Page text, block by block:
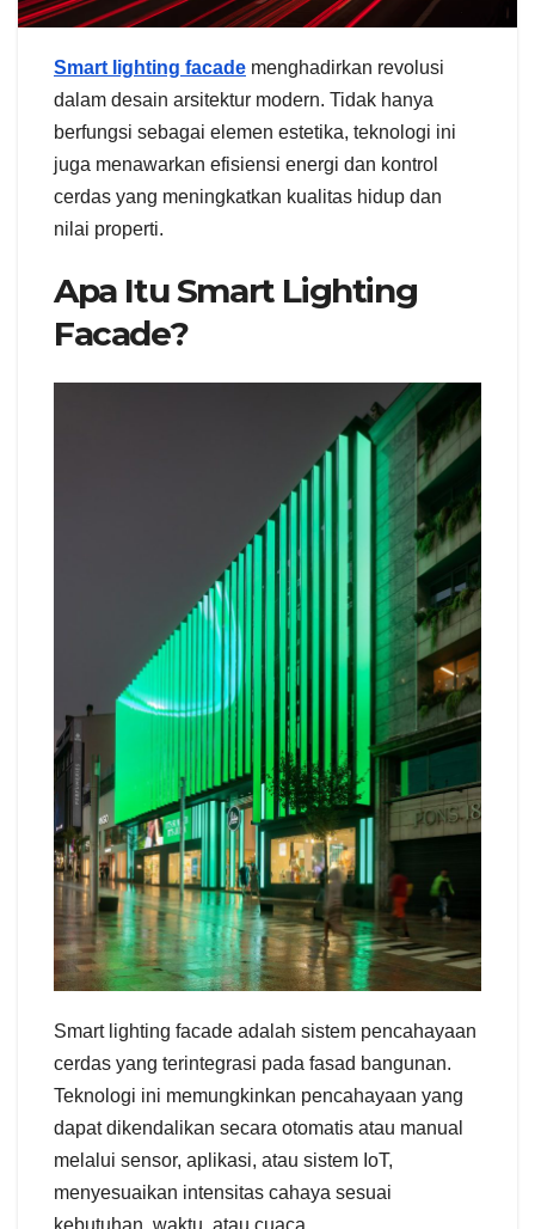
Smart lighting facade menghadirkan revolusi
dalam desain arsitektur modern. Tidak hanya
berfungsi sebagai elemen estetika, teknologi ini
juga menawarkan efisiensi energi dan kontrol
cerdas yang meningkatkan kualitas hidup dan
nilai properti.
Apa Itu Smart Lighting
Facade?
Smart lighting facade adalah sistem pencahayaan
cerdas yang terintegrasi pada fasad bangunan.
Teknologi ini memungkinkan pencahayaan yang
dapat dikendalikan secara otomatis atau manual
melalui sensor, aplikasi, atau sistem IoT,
menyesuaikan intensitas cahaya sesuai
kebutuhan, waktu, atau cuaca.